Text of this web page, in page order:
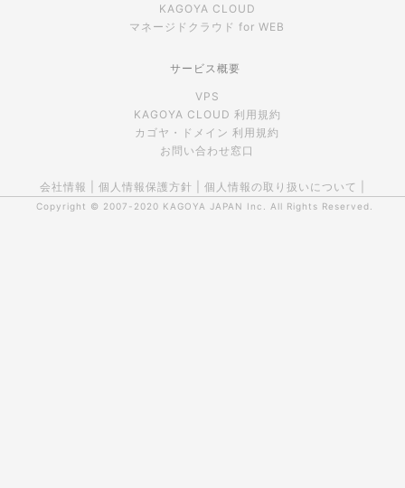
KAGOYA CLOUD
マネージドクラウド for WEB
サービス概要
VPS
KAGOYA CLOUD 利用規約
カゴヤ・ドメイン 利用規約
お問い合わせ窓口
会社情報 個人情報保護方針 個人情報の取り扱いについて
Copyright © 2007-2020 KAGOYA JAPAN Inc. All Rights Reserved.